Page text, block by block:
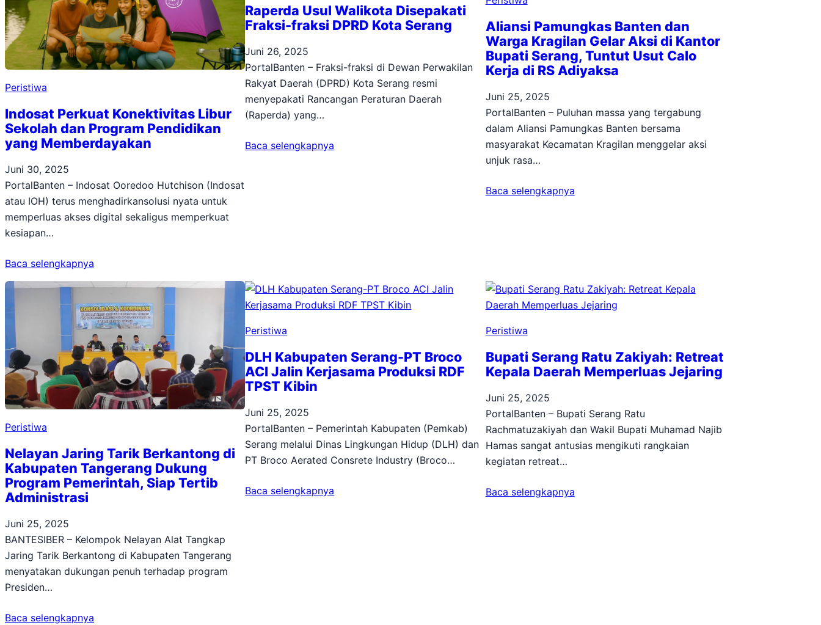
Peristiwa
Indosat Perkuat Konektivitas Libur
Sekolah dan Program Pendidikan
yang Memberdayakan
Juni 30, 2025
PortalBanten – Indosat Ooredoo Hutchison (Indosat
atau IOH) terus menghadirkansolusi nyata untuk
memperluas akses digital sekaligus memperkuat
kesiapan…
Baca selengkapnya
Raperda Usul Walikota Disepakati
Fraksi-fraksi DPRD Kota Serang
Juni 26, 2025
PortalBanten – Fraksi-fraksi di Dewan Perwakilan
Rakyat Daerah (DPRD) Kota Serang resmi
menyepakati Rancangan Peraturan Daerah
(Raperda) yang…
Baca selengkapnya
Aliansi Pamungkas Banten dan
Warga Kragilan Gelar Aksi di Kantor
Bupati Serang, Tuntut Usut Calo
Kerja di RS Adiyaksa
Juni 25, 2025
PortalBanten – Puluhan massa yang tergabung
dalam Aliansi Pamungkas Banten bersama
masyarakat Kecamatan Kragilan menggelar aksi
unjuk rasa…
Baca selengkapnya
Peristiwa
Nelayan Jaring Tarik Berkantong di
Kabupaten Tangerang Dukung
Program Pemerintah, Siap Tertib
Administrasi
Juni 25, 2025
BANTESIBER – Kelompok Nelayan Alat Tangkap
Jaring Tarik Berkantong di Kabupaten Tangerang
menyatakan dukungan penuh terhadap program
Presiden…
Baca selengkapnya
Peristiwa
DLH Kabupaten Serang-PT Broco
ACI Jalin Kerjasama Produksi RDF
TPST Kibin
Juni 25, 2025
PortalBanten – Pemerintah Kabupaten (Pemkab)
Serang melalui Dinas Lingkungan Hidup (DLH) dan
PT Broco Aerated Consrete Industry (Broco…
Baca selengkapnya
Peristiwa
Bupati Serang Ratu Zakiyah: Retreat
Kepala Daerah Memperluas Jejaring
Juni 25, 2025
PortalBanten – Bupati Serang Ratu
Rachmatuzakiyah dan Wakil Bupati Muhamad Najib
Hamas sangat antusias mengikuti rangkaian
kegiatan retreat…
Baca selengkapnya